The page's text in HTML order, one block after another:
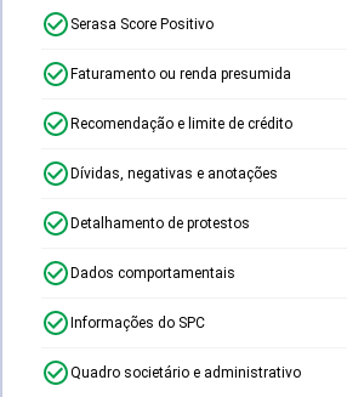
Serasa Score Positivo
Faturamento ou renda presumida
Recomendação e limite de crédito
Dívidas, negativas e anotações
Detalhamento de protestos
Dados comportamentais
Informações do SPC
Quadro societário e administrativo